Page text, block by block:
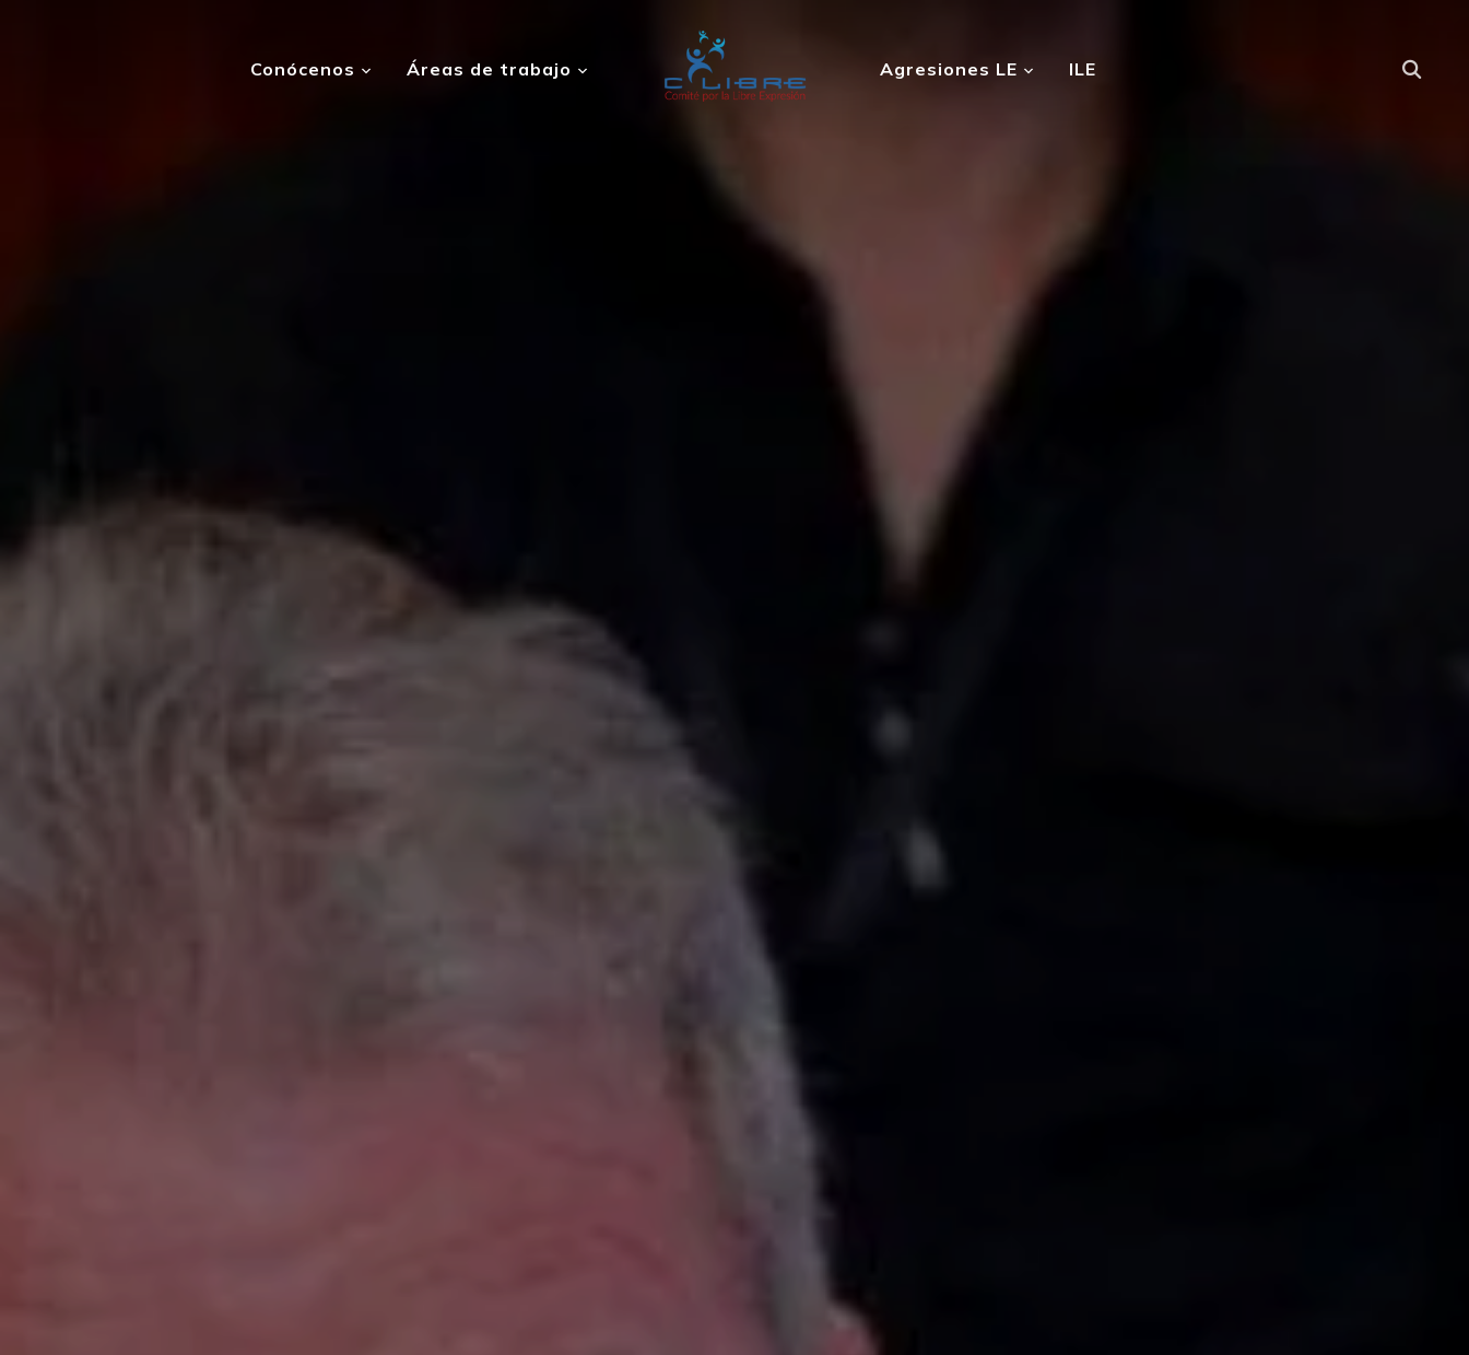
Conócenos Áreas de trabajo Agresiones LE ILE